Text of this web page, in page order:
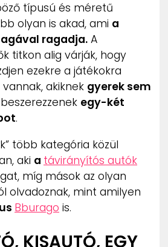
típusú és méretű
olyan is akad, ami a
ragadja. A
titkon alig várják, hogy
ezekre a játékokra
akiknek gyerek sem
egy-két
.
több kategória közül
aki a távirányítós autók
míg mások az olyan
olvadoznak, mint amilyen
Bburago is.
KISAUTÓ, EGY